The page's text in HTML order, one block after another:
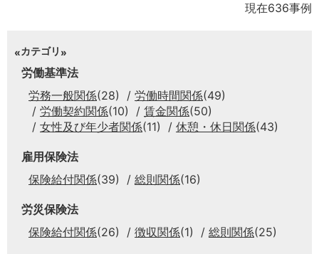
現在636事例
カテゴリ
労働基準法
労務一般関係(28) 労働時間関係(49)
労働契約関係(10) 賃金関係(50)
女性及び年少者関係(11) 休憩・休日関係(43)
雇用保険法
保険給付関係(39) 総則関係(16)
労災保険法
保険給付関係(26) 徴収関係(1) 総則関係(25)